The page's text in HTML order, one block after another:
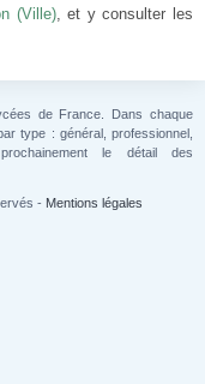
(Ville), et y consulter les
de France. Dans chaque
type : général, professionnel,
le détail des
- Mentions légales